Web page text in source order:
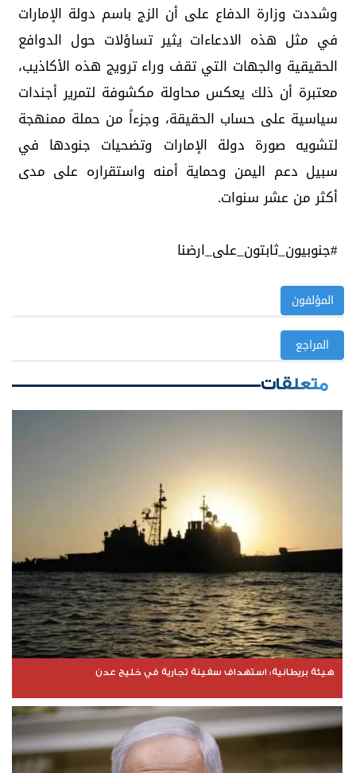
وشددت وزارة الدفاع على أن الزج باسم دولة الإمارات
في مثل هذه الادعاءات يثير تساؤلات حول الدوافع
الحقيقية والجهات التي تقف وراء ترويج هذه الأكاذيب،
معتبرة أن ذلك يعكس محاولة مكشوفة لتمرير أجندات
سياسية على حساب الحقيقة، وجزءاً من حملة ممنهجة
لتشويه صورة دولة الإمارات وتضحيات جنودها في
سبيل دعم اليمن وحماية أمنه واستقراره على مدى
أكثر من عشر سنوات.
#جنوبيون_ثابتون_على_ارضنا
المؤلفون
المراجع
متعلقات
هيئة بريطانية: استهداف سفينة تجارية في خليج عدن